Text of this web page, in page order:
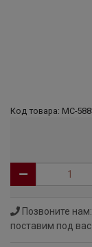
Код товара: МС-
Позвоните
поставим под